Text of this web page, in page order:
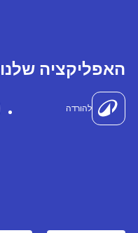
האפליקציה שלנו
להורדה